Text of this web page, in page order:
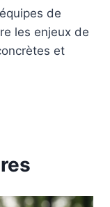
de
les enjeux de
et